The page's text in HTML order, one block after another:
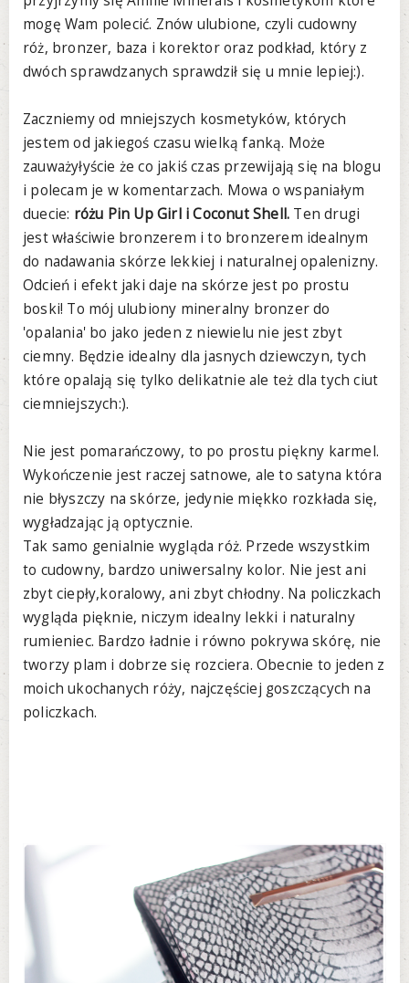
mogę Wam polecić. Znów ulubione, czyli cudowny
róż, bronzer, baza i korektor oraz podkład, który z
dwóch sprawdzanych sprawdził się u mnie lepiej:).
Zaczniemy od mniejszych kosmetyków, których
jestem od jakiegoś czasu wielką fanką. Może
zauważyłyście że co jakiś czas przewijają się na blogu
i polecam je w komentarzach. Mowa o wspaniałym
duecie: różu Pin Up Girl i Coconut Shell. Ten drugi
jest właściwie bronzerem i to bronzerem idealnym
do nadawania skórze lekkiej i naturalnej opalenizny.
Odcień i efekt jaki daje na skórze jest po prostu
boski! To mój ulubiony mineralny bronzer do
'opalania' bo jako jeden z niewielu nie jest zbyt
ciemny. Będzie idealny dla jasnych dziewczyn, tych
które opalają się tylko delikatnie ale też dla tych ciut
ciemniejszych:).
Nie jest pomarańczowy, to po prostu piękny karmel.
Wykończenie jest raczej satnowe, ale to satyna która
nie błyszczy na skórze, jedynie miękko rozkłada się,
wygładzając ją optycznie.
Tak samo genialnie wygląda róż. Przede wszystkim
to cudowny, bardzo uniwersalny kolor. Nie jest ani
zbyt ciepły,koralowy, ani zbyt chłodny. Na policzkach
wygląda pięknie, niczym idealny lekki i naturalny
rumieniec. Bardzo ładnie i równo pokrywa skórę, nie
tworzy plam i dobrze się rozciera. Obecnie to jeden z
moich ukochanych róży, najczęściej goszczących na
policzkach.